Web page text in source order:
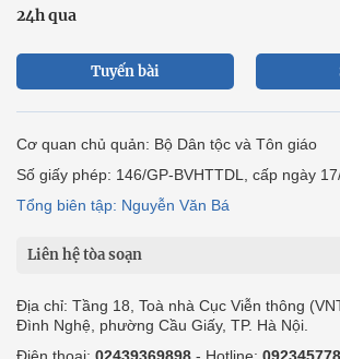
24h qua
Tuyến bài
Cơ quan chủ quản: Bộ Dân tộc và Tôn giáo
Số giấy phép: 146/GP-BVHTTDL, cấp ngày
Tổng biên tập: Nguyễn Văn Bá
Liên hệ tòa soạn
Địa chỉ: Tầng 18, Toà nhà Cục Viễn thông
Đình Nghệ, phường Cầu Giấy, TP. Hà Nội.